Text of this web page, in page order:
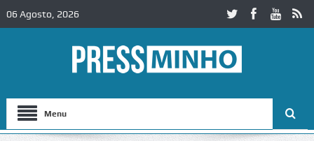
06 Agosto, 2026
Menu